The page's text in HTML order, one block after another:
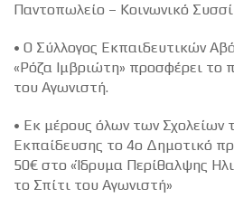
Παντοπωλείο – Κοινωνικό
• Ο Σύλλογος Εκπαιδευτικών
«Ρόζα Ιμβριώτη» προσφέρει το
του Αγωνιστή.
• Εκ μέρους όλων των Σχολείων
Εκπαίδευσης το 4ο Δημοτικό
50€ στο «Ίδρυμα Περίθαλψης
το Σπίτι του Αγωνιστή»